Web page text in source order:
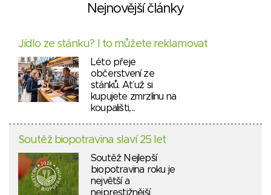
Nejnovější články
Jídlo ze stánku? I to můžete reklamovat
Léto přeje
občerstvení ze
stánků. Ať už si
kupujete zmrzlinu na
koupališti,…
Soutěž biopotravina slaví 25 let
Soutěž Nejlepší
biopotravina roku je
největší a
nejprestižnější